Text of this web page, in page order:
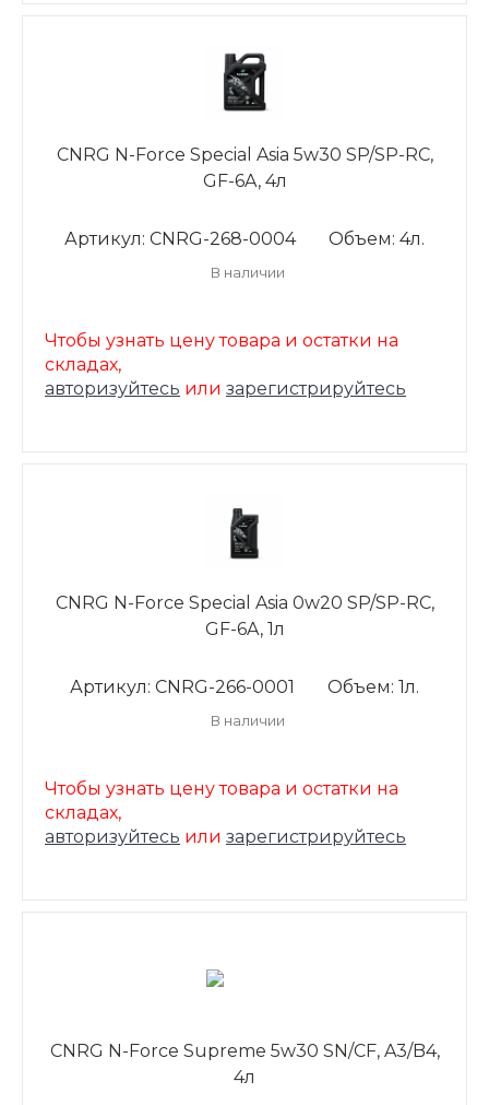
CNRG N-Force Special Asia 5w30 SP/SP-RC,
GF-6A, 4л
Артикул: CNRG-268-0004 Объем: 4л.
В наличии
Чтобы узнать цену товара и остатки на
складах,
авторизуйтесь или зарегистрируйтесь
CNRG N-Force Special Asia 0w20 SP/SP-RC,
GF-6A, 1л
Артикул: CNRG-266-0001 Объем: 1л.
В наличии
Чтобы узнать цену товара и остатки на
складах,
авторизуйтесь или зарегистрируйтесь
CNRG N-Force Supreme 5w30 SN/CF, A3/B4,
4л